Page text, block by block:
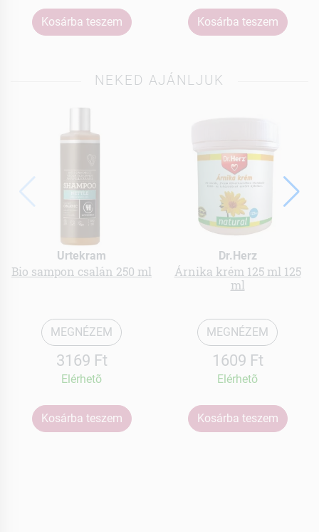
Kosárba teszem Kosárba teszem
NEKED AJÁNLJUK
Urtekram
Bio sampon csalán 250 ml
MEGNÉZEM
3169 Ft
Elérhetõ
Kosárba teszem
Dr.Herz
Árnika krém 125 ml 125
ml
MEGNÉZEM
1609 Ft
Elérhetõ
Kosárba teszem